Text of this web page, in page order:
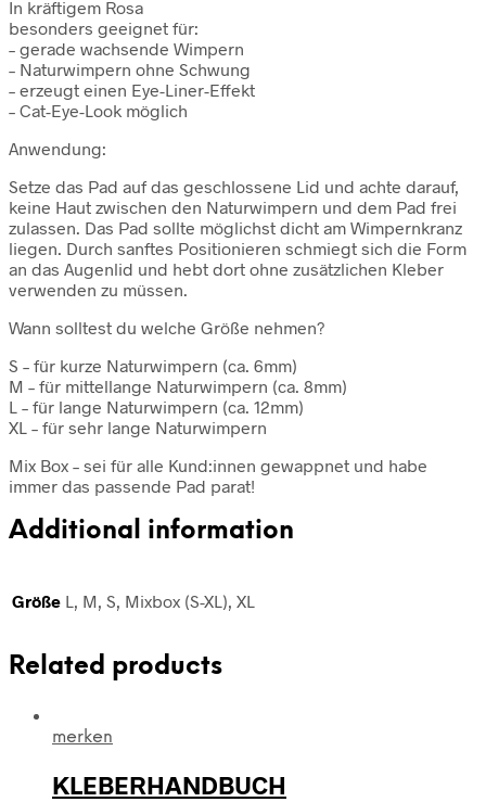
In kräftigem Rosa
besonders geeignet für:
– gerade wachsende Wimpern
– Naturwimpern ohne Schwung
– erzeugt einen Eye-Liner-Effekt
– Cat-Eye-Look möglich
Anwendung:
Setze das Pad auf das geschlossene Lid und achte darauf,
keine Haut zwischen den Naturwimpern und dem Pad frei
zulassen. Das Pad sollte möglichst dicht am Wimpernkranz
liegen. Durch sanftes Positionieren schmiegt sich die Form
an das Augenlid und hebt dort ohne zusätzlichen Kleber
verwenden zu müssen.
Wann solltest du welche Größe nehmen?
S – für kurze Naturwimpern (ca. 6mm)
M – für mittellange Naturwimpern (ca. 8mm)
L – für lange Naturwimpern (ca. 12mm)
XL – für sehr lange Naturwimpern
Mix Box – sei für alle Kund:innen gewappnet und habe
immer das passende Pad parat!
Additional information
Größe L, M, S, Mixbox (S-XL), XL
Related products
merken
KLEBERHANDBUCH